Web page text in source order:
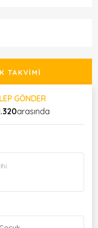
TAKVIMI
GÖNDER
arasında